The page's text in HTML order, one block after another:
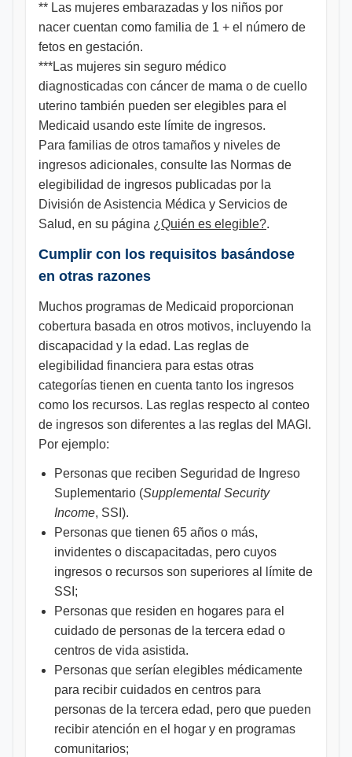
** Las mujeres embarazadas y los niños por
nacer cuentan como familia de 1 + el número de
fetos en gestación.
***Las mujeres sin seguro médico
diagnosticadas con cáncer de mama o de cuello
uterino también pueden ser elegibles para el
Medicaid usando este límite de ingresos.
Para familias de otros tamaños y niveles de
ingresos adicionales, consulte las Normas de
elegibilidad de ingresos publicadas por la
División de Asistencia Médica y Servicios de
Salud, en su página ¿Quién es elegible?.
Cumplir con los requisitos basándose
en otras razones
Muchos programas de Medicaid proporcionan
cobertura basada en otros motivos, incluyendo la
discapacidad y la edad. Las reglas de
elegibilidad financiera para estas otras
categorías tienen en cuenta tanto los ingresos
como los recursos. Las reglas respecto al conteo
de ingresos son diferentes a las reglas del MAGI.
Por ejemplo:
Personas que reciben Seguridad de Ingreso
Suplementario (Supplemental Security
Income, SSI).
Personas que tienen 65 años o más,
invidentes o discapacitadas, pero cuyos
ingresos o recursos son superiores al límite de
SSI;
Personas que residen en hogares para el
cuidado de personas de la tercera edad o
centros de vida asistida.
Personas que serían elegibles médicamente
para recibir cuidados en centros para
personas de la tercera edad, pero que pueden
recibir atención en el hogar y en programas
comunitarios;